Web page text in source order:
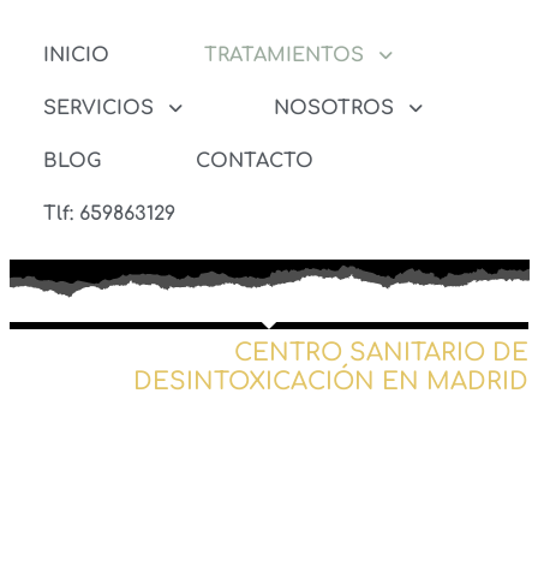
INICIO TRATAMIENTOS
SERVICIOS NOSOTROS
BLOG CONTACTO
Tlf: 659863129
CENTRO SANITARIO DE
DESINTOXICACIÓN EN MADRID